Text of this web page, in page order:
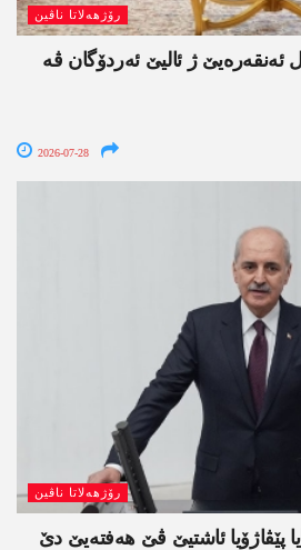
رۆژھەلاتا ناڤین
ژ ئالیێ ئەردۆگان ڤە
2026-07-28
رۆژھەلاتا ناڤین
پێڤاژۆیا ئاشتیێ ڤێ ھەفتەیێ دێ